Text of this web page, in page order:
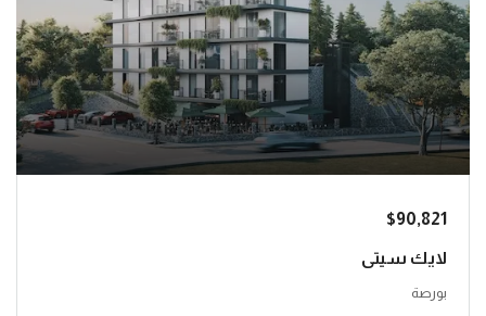
$90,821
لايك سيتي
بورصة